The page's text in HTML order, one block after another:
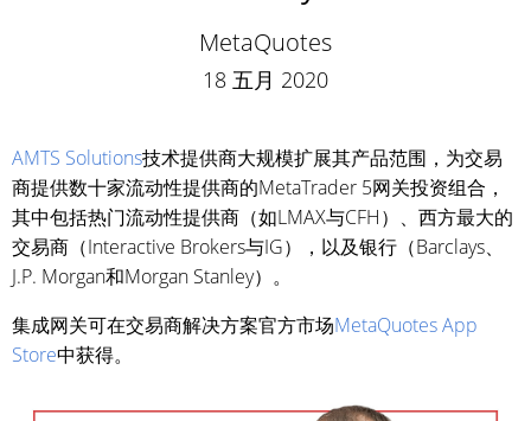
MetaQuotes
18 五月 2020
AMTS Solutions技术提供商大规模扩展其产品范围，为交易
商提供数十家流动性提供商的MetaTrader 5网关投资组合，
其中包括热门流动性提供商（如LMAX与CFH）、西方最大的
交易商（Interactive Brokers与IG），以及银行（Barclays、
J.P. Morgan和Morgan Stanley）。
集成网关可在交易商解决方案官方市场MetaQuotes App
Store中获得。